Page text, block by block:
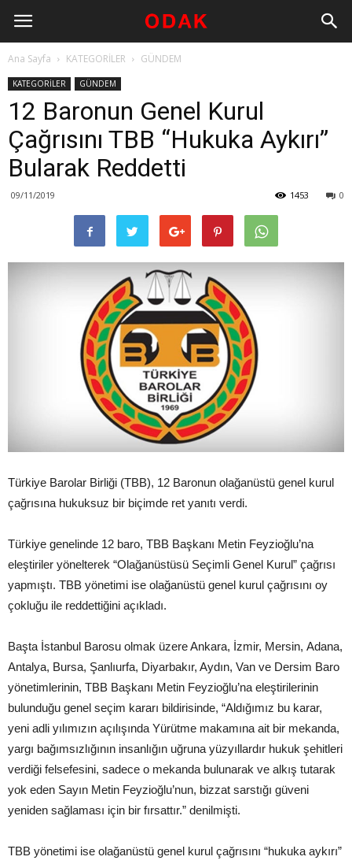
Ana Sayfa KATEGORİLER GÜNDEM
KATEGORİLER GÜNDEM
12 Baronun Genel Kurul
Çağrısını TBB “Hukuka Aykırı”
Bularak Reddetti
09/11/2019 0
1453
Türkiye Barolar Birliği (TBB), 12 Baronun olağanüstü genel kurul
çağrısına hukuksuz bir biçimde ret yanıtı verdi.
Türkiye genelinde 12 baro, TBB Başkanı Metin Feyzioğlu’na
eleştiriler yönelterek “Olağanüstüsü Seçimli Genel Kurul” çağrısı
yapmıştı. TBB yönetimi ise olağanüstü genel kurul çağrısını oy
çokluğu ile reddettiğini açıkladı.
Başta İstanbul Barosu olmak üzere Ankara, İzmir, Mersin, Adana,
Antalya, Bursa, Şanlıurfa, Diyarbakır, Aydın, Van ve Dersim Baro
yönetimlerinin, TBB Başkanı Metin Feyzioğlu’na eleştirilerinin
bulunduğu genel seçim kararı bildirisinde, “Aldığımız bu karar,
yeni adli yılımızın açılışında Yürütme makamına ait bir mekanda,
yargı bağımsızlığının insanlığın uğruna yüzyıllardır hukuk şehitleri
verdiği felsefesini, sadece o mekanda bulunarak ve alkış tutarak
yok eden Sayın Metin Feyzioğlu’nun, bizzat sarstığı güveni
yeniden sağlaması için bir fırsattır.” denilmişti.
TBB yönetimi ise olağanüstü genel kurul çağrısını “hukuka aykırı”